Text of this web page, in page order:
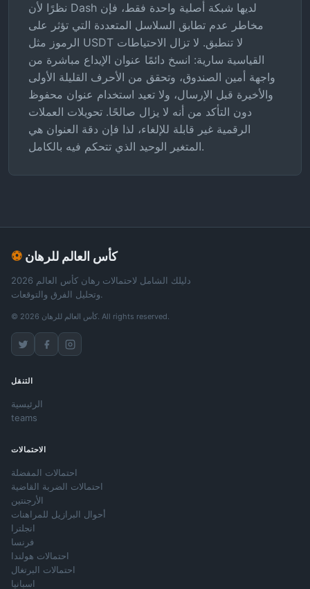
نظرًا لأن Dash لديها شبكة أصلية واحدة فقط، فإن
مخاطر عدم تطابق السلاسل المتعددة التي تؤثر على
الرموز مثل USDT لا تنطبق. لا تزال الاحتياطات
القياسية سارية: انسخ دائمًا عنوان الإيداع مباشرة من
واجهة أمين الصندوق، وتحقق من الأحرف القليلة الأولى
والأخيرة قبل الإرسال، ولا تعيد استخدام عنوان محفوظ
دون التأكد من أنه لا يزال صالحًا. تحويلات العملات
الرقمية غير قابلة للإلغاء، لذا فإن دقة العنوان هي
المتغير الوحيد الذي تتحكم فيه بالكامل.
⚽ كأس العالم للرهان
دليلك الشامل لاحتمالات رهان كأس العالم 2026
وتحليل الفرق والتوقعات.
© 2026 كأس العالم للرهان. All rights reserved.
التنقل
الرئيسية
teams
الاحتمالات
احتمالات المفضلة
احتمالات الضربة القاضية
الأرجنتين
أحوال البرازيل للمراهنات
انجلترا
فرنسا
احتمالات هولندا
احتمالات البرتغال
اسبانيا